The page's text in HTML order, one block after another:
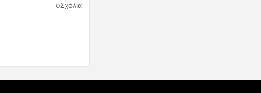
0Σχόλια